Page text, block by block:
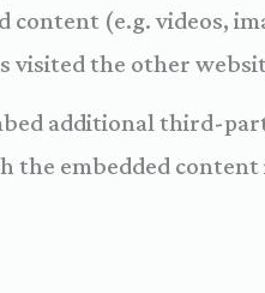
(e.g. videos,
visited the other
additional
embedded